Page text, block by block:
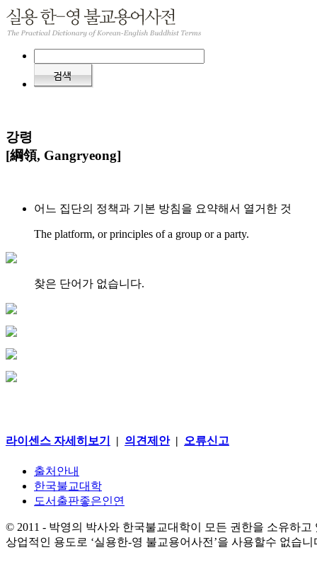
강령
[綱領, Gangryeong]
어느 집단의 정책과 기본 방침을 요약해서 열거한 것
The platform, or principles of a group or a party.
찾은 단어가 없습니다.
라이센스 자세히보기 | 의견제안| 오류신고
출처안내
한국불교대학
도서출판좋은인연
© 2011 - 박영의 박사와 한국불교대학이 모든 권한을 소유하고
상업적인 용도로 ‘실용한-영 불교용어사전’을 사용할수 없습니